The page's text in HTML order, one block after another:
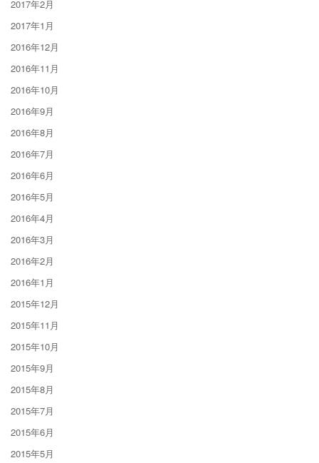
2017年2月
2017年1月
2016年12月
2016年11月
2016年10月
2016年9月
2016年8月
2016年7月
2016年6月
2016年5月
2016年4月
2016年3月
2016年2月
2016年1月
2015年12月
2015年11月
2015年10月
2015年9月
2015年8月
2015年7月
2015年6月
2015年5月